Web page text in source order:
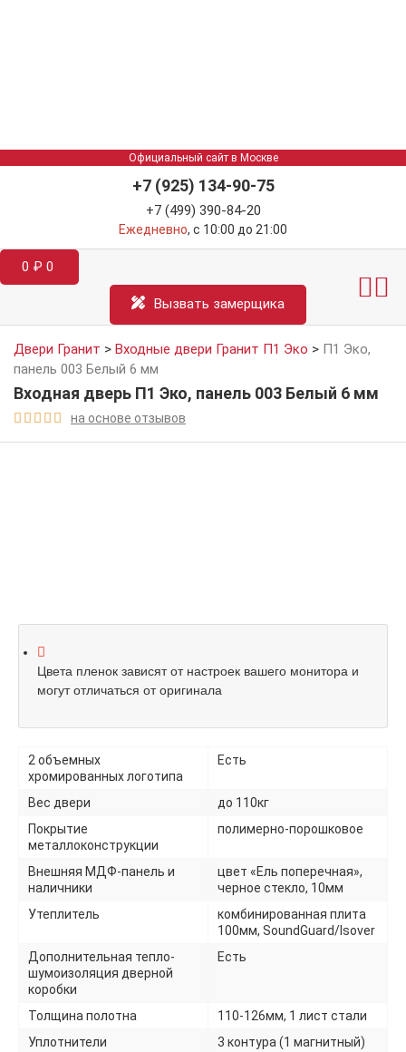
Официальный сайт в Москве
+7 (925) 134-90-75
+7 (499) 390-84-20
Ежедневно, с 10:00 до 21:00
0 ₽ 0
Вызвать замерщика
Двери Гранит > Входные двери Гранит П1 Эко > П1 Эко,
панель 003 Белый 6 мм
Входная дверь П1 Эко, панель 003 Белый 6 мм
     на основе отзывов
Цвета пленок зависят от настроек вашего монитора и
могут отличаться от оригинала
2 объемных
хромированных логотипа
Есть
Вес двери
до 110кг
Покрытие
металлоконструкции
полимерно-порошковое
Внешняя МДФ-панель и
наличники
цвет «Ель поперечная»,
черное стекло, 10мм
Утеплитель
комбинированная плита
100мм, SoundGuard/Isover
Дополнительная тепло-
шумоизоляция дверной
коробки
Есть
Толщина полотна
110-126мм, 1 лист стали
Уплотнители
3 контура (1 магнитный)